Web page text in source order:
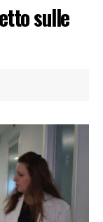
sulle